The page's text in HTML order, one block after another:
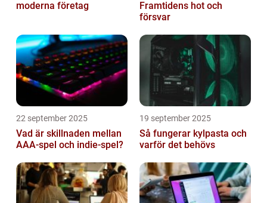
moderna företag
Framtidens hot och
försvar
22 september 2025
Vad är skillnaden mellan
AAA-spel och indie-spel?
19 september 2025
Så fungerar kylpasta och
varför det behövs